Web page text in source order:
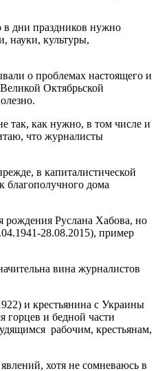
дни праздников нужно
науки, культуры,
о проблемах настоящего и
Октябрьской
так, как нужно, в том числе и
что журналисты
в капиталистической
благополучного дома
Руслана Хабова, но
28.08.2015), пример
вина журналистов
и крестьянина с Украины
горцев и бедной части
рабочим, крестьянам,
хотя не сомневаюсь в